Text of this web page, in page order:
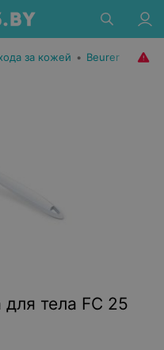
за кожей • Beurer
тела FC 25